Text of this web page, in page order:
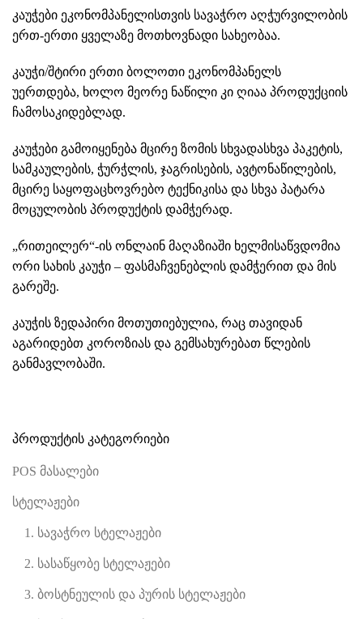
პროდუქტის კატეგორიები
POS მასალები
სტელაჟები
1. სავაჭრო სტელაჟები
2. სასაწყობე სტელაჟები
3. ბოსტნეულის და პურის სტელაჟები
კაუჭები ეკონომპანელისთვის სავაჭრო აღჭურვილობის
ერთ-ერთი ყველაზე მოთხოვნადი სახეობაა.
კაუჭი/შტირი ერთი ბოლოთი ეკონომპანელს
უერთდება, ხოლო მეორე ნაწილი კი ღიაა პროდუქციის
ჩამოსაკიდებლად.
კაუჭები გამოიყენება მცირე ზომის სხვადასხვა პაკეტის,
სამკაულების, ჭურჭლის, ჯაგრისების, ავტონაწილების,
მცირე საყოფაცხოვრებო ტექნიკისა და სხვა პატარა
მოცულობის პროდუქტის დამჭერად.
„რითეილერ“-ის ონლაინ მაღაზიაში ხელმისაწვდომია
ორი სახის კაუჭი – ფასმაჩვენებლის დამჭერით და მის
გარეშე.
კაუჭის ზედაპირი მოთუთიებულია, რაც თავიდან
აგარიდებთ კოროზიას და გემსახურებათ წლების
განმავლობაში.